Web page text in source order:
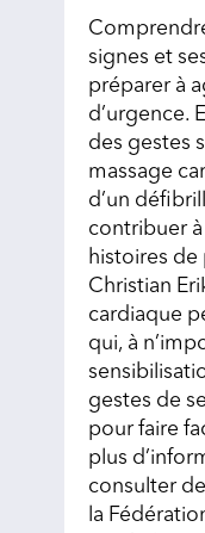
signes et
préparer à
d’urgence.
des gestes
massage
d’un
contribuer à
histoires de
Christian
cardiaque
qui, à
gestes de
pour faire
plus
consulter
la